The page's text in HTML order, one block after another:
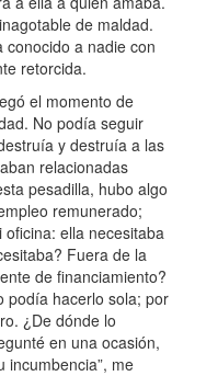
de maldad.
a nadie con
retorcida.
el momento de
No podía seguir
y destruía a las
relacionadas
pesadilla, hubo algo
remunerado;
ella necesitaba
Fuera de la
de financiamiento?
podía hacerlo sola; por
¿De dónde lo
en una ocasión,
incumbencia”, me